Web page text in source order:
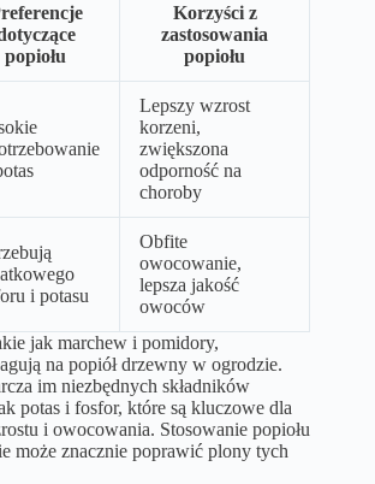
popiołu
Korzyści z
zastosowania
popiołu
Lepszy wzrost
korzeni,
zwiększona
odporność na
choroby
i potasu
Obfite
owocowanie,
lepsza jakość
owoców
jak marchew i pomidory,
na popiół drzewny w ogrodzie.
im niezbędnych składników
potas i fosfor, które są kluczowe dla
i owocowania. Stosowanie popiołu
może znacznie poprawić plony tych